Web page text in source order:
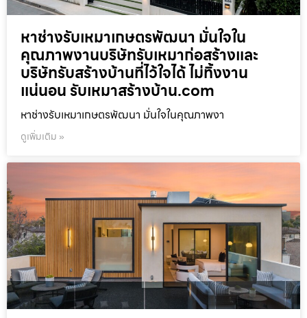
หาช่างรับเหมาเกษตรพัฒนา มั่นใจใน
คุณภาพงานบริษัทรับเหมาก่อสร้างและ
บริษัทรับสร้างบ้านที่ไว้ใจได้ ไม่ทิ้งงาน
แน่นอน รับเหมาสร้างบ้าน.com
หาช่างรับเหมาเกษตรพัฒนา มั่นใจในคุณภาพงา
ดูเพิ่มเติม »